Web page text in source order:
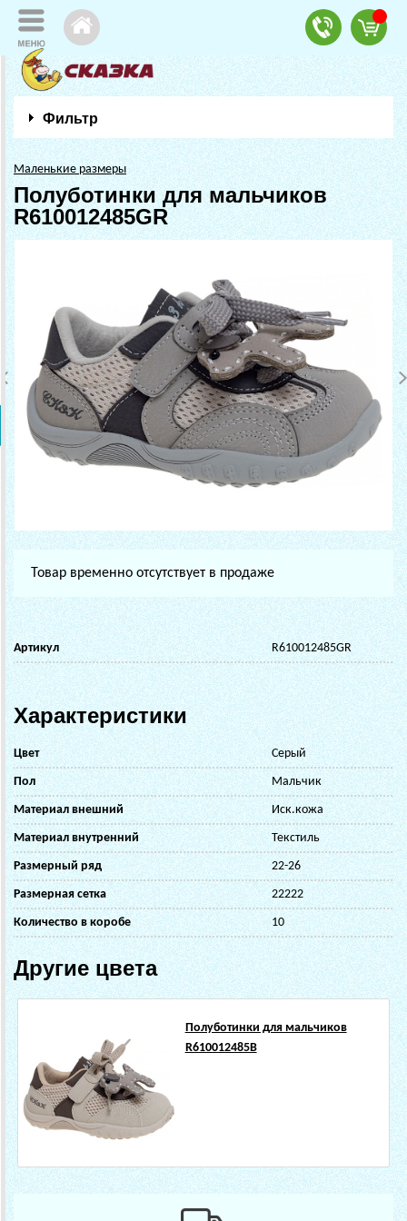
Фильтр
Маленькие размеры
Полуботинки для мальчиков
R610012485GR
Товар временно отсутствует в продаже
Артикул R610012485GR
Характеристики
Цвет Серый
Пол Мальчик
Материал внешний Иск.кожа
Материал внутренний Текстиль
Размерный ряд 22-26
Размерная сетка 22222
Количество в коробе 10
Другие цвета
Полуботинки для мальчиков
R610012485B